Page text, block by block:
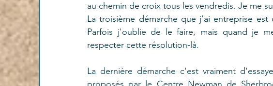
au chemin de croix tous les vendredis. Je me
La troisième démarche que j’ai entreprise
Parfois j'oublie de le faire, mais quand je
respecter cette résolution-là.
La dernière démarche c'est vraiment